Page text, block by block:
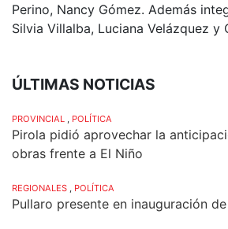
Perino, Nancy Gómez. Además
Silvia Villalba, Luciana Velázquez y
ÚLTIMAS NOTICIAS
PROVINCIAL , POLÍTICA
Pirola pidió aprovechar la
obras frente a El Niño
REGIONALES , POLÍTICA
Pullaro presente en inauguración